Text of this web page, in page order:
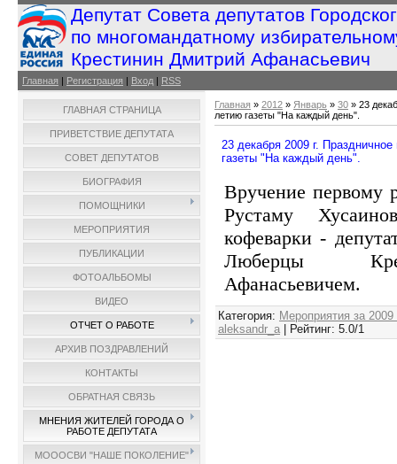
Депутат Совета депутатов
по многомандатному
Крестинин Дмитрий Афанасьевич
Главная | Регистрация | Вход | RSS
ГЛАВНАЯ СТРАНИЦА
ПРИВЕТСТВИЕ ДЕПУТАТА
СОВЕТ ДЕПУТАТОВ
БИОГРАФИЯ
ПОМОЩНИКИ
МЕРОПРИЯТИЯ
ПУБЛИКАЦИИ
ФОТОАЛЬБОМЫ
ВИДЕО
ОТЧЕТ О РАБОТЕ
АРХИВ ПОЗДРАВЛЕНИЙ
КОНТАКТЫ
ОБРАТНАЯ СВЯЗЬ
МНЕНИЯ ЖИТЕЛЕЙ ГОРОДА О
РАБОТЕ ДЕПУТАТА
МОООСВИ "НАШЕ ПОКОЛЕНИЕ"
Главная » 2012 » Январь » 30 » 23
летию газеты "На каждый день".
23 декабря 2009 г.
газеты "На каждый день".
Вручение первому
Рустаму
кофеварки -
Люберцы
Афанасьевичем.
Категория: Мероприятия за 2009
aleksandr_a | Рейтинг: 5.0/1